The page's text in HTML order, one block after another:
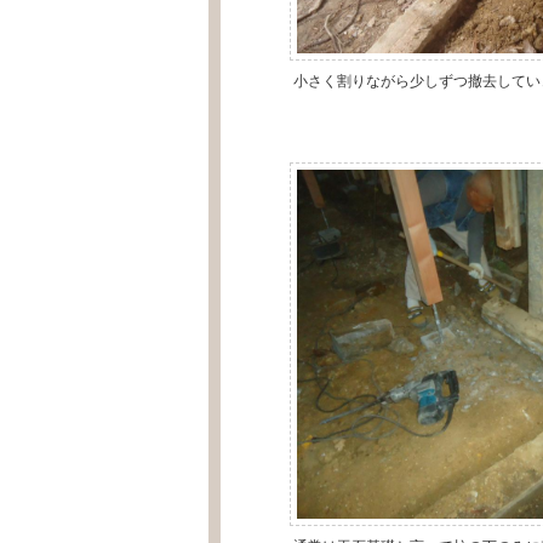
小さく割りながら少しずつ撤去して